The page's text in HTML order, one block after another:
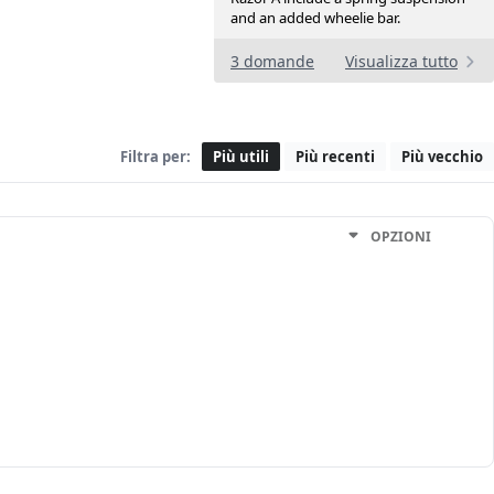
and an added wheelie bar.
3 domande Visualizza tutto
Filtra per: Più utili Più recenti Più vecchio
OPZIONI